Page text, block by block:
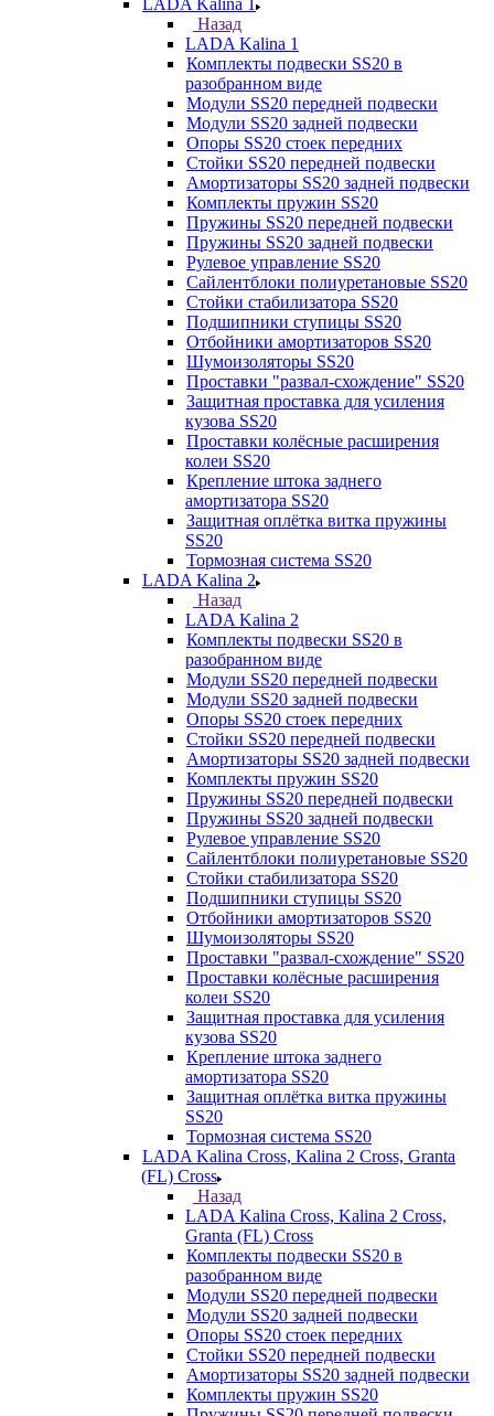
LADA Kalina 1
Назад
LADA Kalina 1
Комплекты подвески SS20 в
разобранном виде
Модули SS20 передней подвески
Модули SS20 задней подвески
Опоры SS20 стоек передних
Стойки SS20 передней подвески
Амортизаторы SS20 задней подвески
Комплекты пружин SS20
Пружины SS20 передней подвески
Пружины SS20 задней подвески
Рулевое управление SS20
Сайлентблоки полиуретановые SS20
Стойки стабилизатора SS20
Подшипники ступицы SS20
Отбойники амортизаторов SS20
Шумоизоляторы SS20
Проставки "развал-схождение" SS20
Защитная проставка для усиления
кузова SS20
Проставки колёсные расширения
колеи SS20
Крепление штока заднего
амортизатора SS20
Защитная оплётка витка пружины
SS20
Тормозная система SS20
LADA Kalina 2
Назад
LADA Kalina 2
Комплекты подвески SS20 в
разобранном виде
Модули SS20 передней подвески
Модули SS20 задней подвески
Опоры SS20 стоек передних
Стойки SS20 передней подвески
Амортизаторы SS20 задней подвески
Комплекты пружин SS20
Пружины SS20 передней подвески
Пружины SS20 задней подвески
Рулевое управление SS20
Сайлентблоки полиуретановые SS20
Стойки стабилизатора SS20
Подшипники ступицы SS20
Отбойники амортизаторов SS20
Шумоизоляторы SS20
Проставки "развал-схождение" SS20
Проставки колёсные расширения
колеи SS20
Защитная проставка для усиления
кузова SS20
Крепление штока заднего
амортизатора SS20
Защитная оплётка витка пружины
SS20
Тормозная система SS20
LADA Kalina Cross, Kalina 2 Cross, Granta
(FL) Cross
Назад
LADA Kalina Cross, Kalina 2 Cross,
Granta (FL) Cross
Комплекты подвески SS20 в
разобранном виде
Модули SS20 передней подвески
Модули SS20 задней подвески
Опоры SS20 стоек передних
Стойки SS20 передней подвески
Амортизаторы SS20 задней подвески
Комплекты пружин SS20